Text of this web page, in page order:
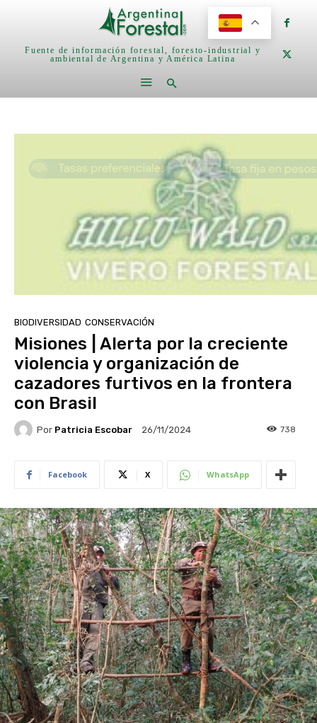
Fuente de información forestal, foresto-industrial y
ambiental de Argentina y América Latina
BIODIVERSIDAD CONSERVACIÓN
Misiones | Alerta por la creciente
violencia y organización de
cazadores furtivos en la frontera
con Brasil
Por Patricia Escobar 26/11/2024 738
Facebook X WhatsApp